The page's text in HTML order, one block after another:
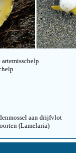
aan drijfvlot
(Lamelaria)